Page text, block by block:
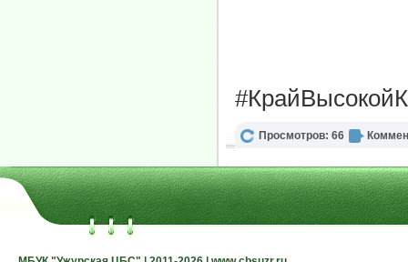
Просмотров: 66
МБУК "Ужурская ЦБС" | 2011-2026 | www.cbsuzr.ru